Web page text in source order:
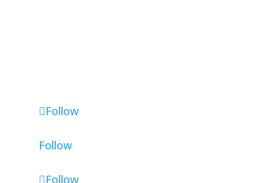
Follow
Follow
Follow